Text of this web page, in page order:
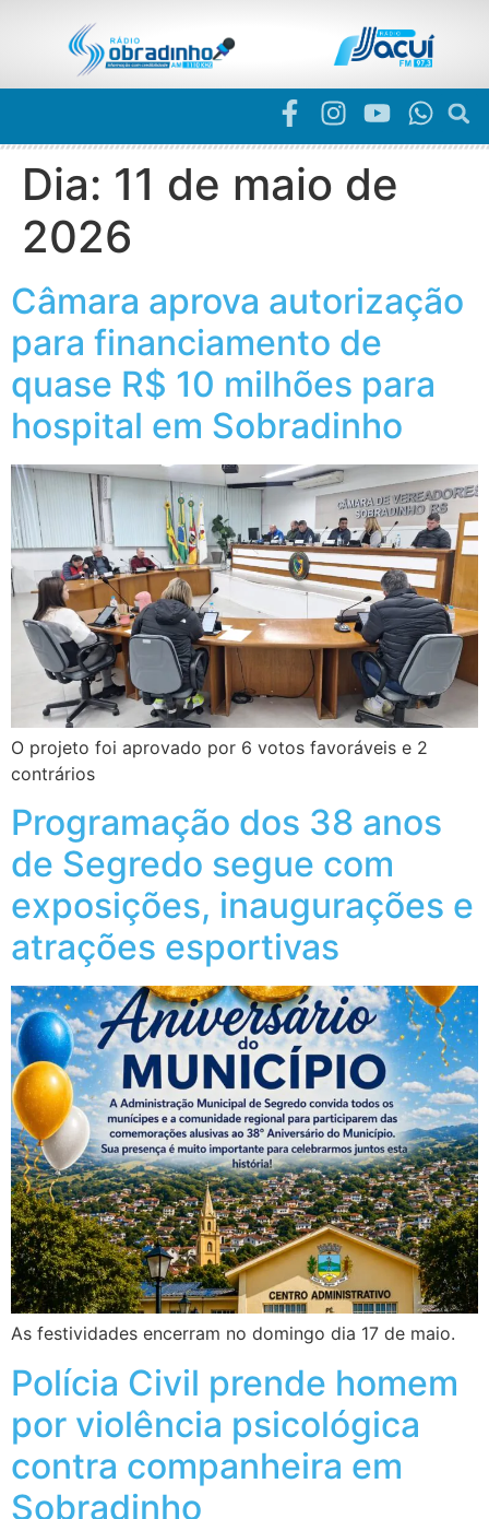
Dia: 11 de maio de
2026
Câmara aprova autorização
para financiamento de
quase R$ 10 milhões para
hospital em Sobradinho
O projeto foi aprovado por 6 votos favoráveis e 2
contrários
Programação dos 38 anos
de Segredo segue com
exposições, inaugurações e
atrações esportivas
As festividades encerram no domingo dia 17 de maio.
Polícia Civil prende homem
por violência psicológica
contra companheira em
Sobradinho